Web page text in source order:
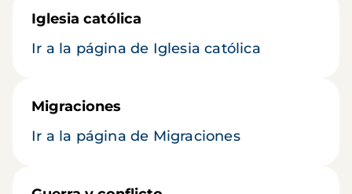
Iglesia católica
Ir a la página de Iglesia católica
Migraciones
Ir a la página de Migraciones